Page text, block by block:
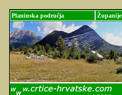
Planinska područja Županije